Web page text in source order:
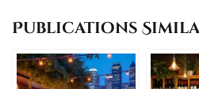
Publications